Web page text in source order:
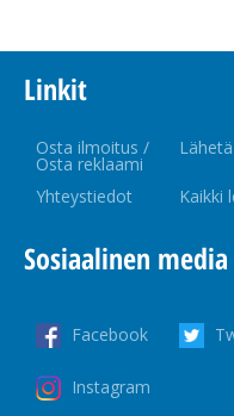
Linkit
Osta ilmoitus /
Osta reklaami
Yhteystiedot Kaikki
Sosiaalinen media
Facebook
Instagram